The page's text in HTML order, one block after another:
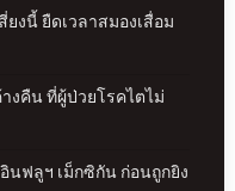
ยงนี้ ยืดเวลาสมองเสื่อม
งคืน ที่ผู้ป่วยโรคไตไม่
นฟลูฯ เม็กซิกัน ก่อนถูกยิง